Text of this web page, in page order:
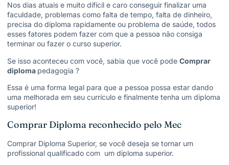
Nos dias atuais e muito difícil e caro conseguir finalizar uma
faculdade, problemas como falta de tempo, falta de dinheiro,
precisa do diploma rapidamente ou problema de saúde, todos
esses fatores podem fazer com que a pessoa não consiga
terminar ou fazer o curso superior.
Se isso aconteceu com você, sabia que você pode Comprar
diploma pedagogia ?
Essa é uma forma legal para que a pessoa possa estar dando
uma melhorada em seu currículo e finalmente tenha um diploma
superior!
Comprar Diploma reconhecido pelo Mec
Comprar Diploma Superior, se você deseja se tornar um
profissional qualificado com um diploma superior.